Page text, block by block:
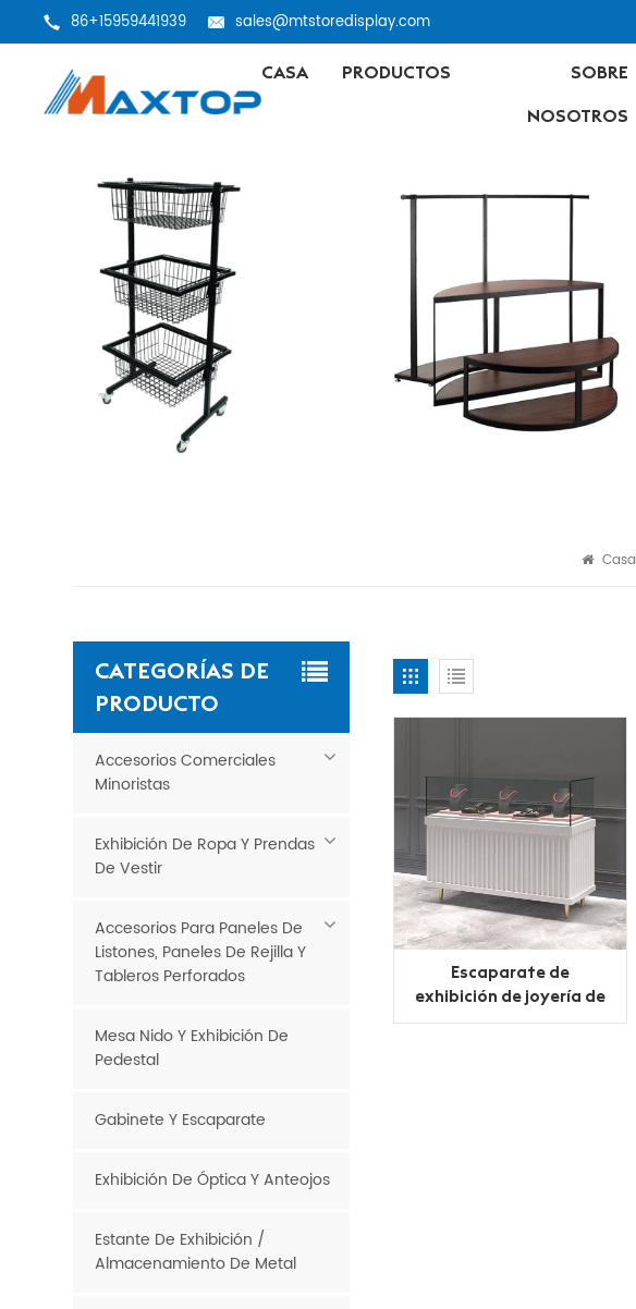
86+15959441939 sales@mtstoredisplay.com
CASA PRODUCTOS
SOBRE
NOSOTROS
Casa
Escaparate de
exhibición de joyería de
vidrio personalizado
CATEGORÍAS DE
PRODUCTO
Accesorios Comerciales
Minoristas
Exhibición De Ropa Y Prendas
De Vestir
Accesorios Para Paneles De
Listones, Paneles De Rejilla Y
Tableros Perforados
Mesa Nido Y Exhibición De
Pedestal
Gabinete Y Escaparate
Exhibición De Óptica Y Anteojos
Estante De Exhibición /
Almacenamiento De Metal